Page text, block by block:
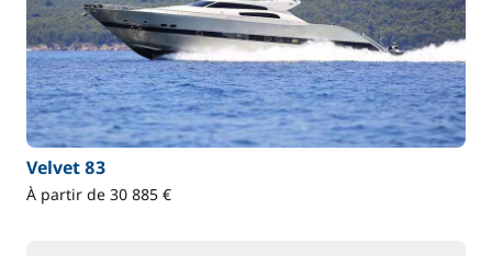
Velvet 83
À partir de 30 885 €